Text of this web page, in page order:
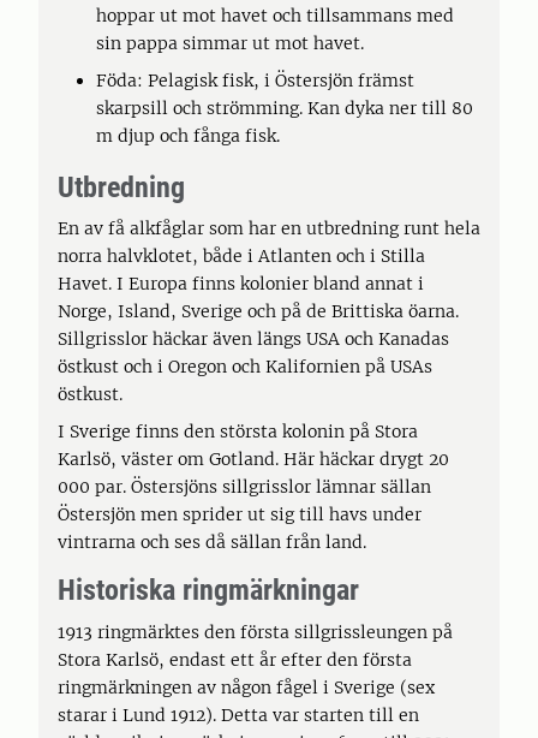
hoppar ut mot havet och tillsammans med
sin pappa simmar ut mot havet.
Föda: Pelagisk fisk, i Östersjön främst
skarpsill och strömming. Kan dyka ner till 80
m djup och fånga fisk.
Utbredning
En av få alkfåglar som har en utbredning runt hela
norra halvklotet, både i Atlanten och i Stilla
Havet. I Europa finns kolonier bland annat i
Norge, Island, Sverige och på de Brittiska öarna.
Sillgrisslor häckar även längs USA och Kanadas
östkust och i Oregon och Kalifornien på USAs
östkust.
I Sverige finns den största kolonin på Stora
Karlsö, väster om Gotland. Här häckar drygt 20
000 par. Östersjöns sillgrisslor lämnar sällan
Östersjön men sprider ut sig till havs under
vintrarna och ses då sällan från land.
Historiska ringmärkningar
1913 ringmärktes den första sillgrissleungen på
Stora Karlsö, endast ett år efter den första
ringmärkningen av någon fågel i Sverige (sex
starar i Lund 1912). Detta var starten till en